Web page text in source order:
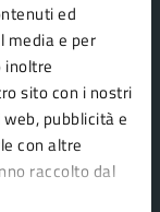
ed
media e per
inoltre
sito con i nostri
pubblicità e
con altre
raccolto dal